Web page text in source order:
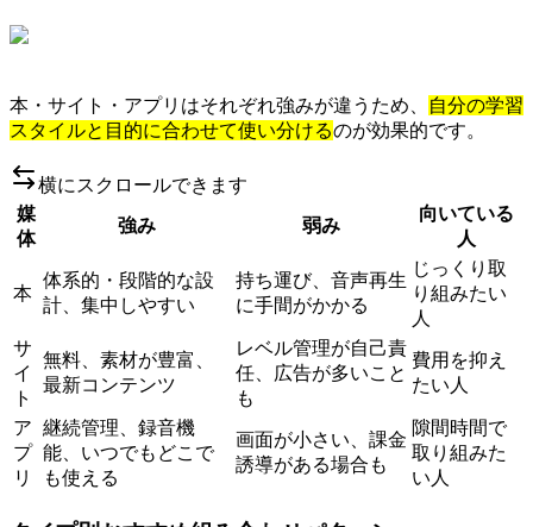
本・サイト・アプリはそれぞれ強みが違うため、
自分の学習
スタイルと目的に合わせて使い分けるのが効果的です。
横にスクロールできます
媒
体
強み 弱み
向いている
人
本
体系的・段階的な設
計、集中しやすい
持ち運び、音声再生
に手間がかかる
じっくり取
り組みたい
人
サ
イ
ト
無料、素材が豊富、
最新コンテンツ
レベル管理が自己責
任、広告が多いこと
も
費用を抑え
たい人
ア
プ
リ
継続管理、録音機
能、いつでもどこで
も使える
画面が小さい、課金
誘導がある場合も
隙間時間で
取り組みた
い人